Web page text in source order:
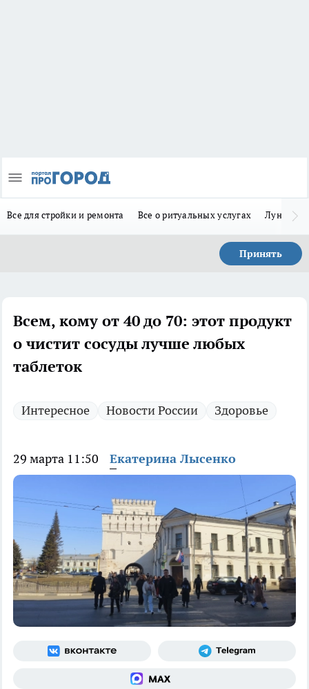
Все для стройки и ремонта Все о ритуальных услугах Лунно-
Принять
Всем, кому от 40 до 70: этот продукт
о чистит сосуды лучше любых
таблеток
Интересное Новости России Здоровье
29 марта 11:50 Екатерина Лысенко